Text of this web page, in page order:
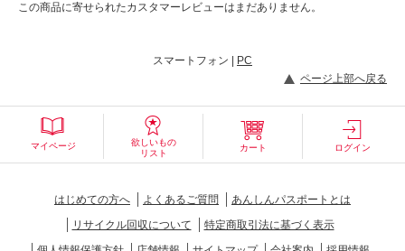
この商品に寄せられたカスタマーレビューはまだありません。
スマートフォン |
PC
ページ上部へ戻る
マイページ
欲しいもの
リスト
カート ログイン
はじめての方へ よくあるご質問
あんしんパスポートとは
リサイクル回収について
特定商取引法に基づく表示